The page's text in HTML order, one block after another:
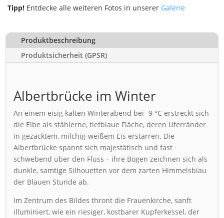
Tipp! Entdecke alle weiteren Fotos in unserer Galerie
Produktbeschreibung
Produktsicherheit (GPSR)
Albertbrücke im Winter
An einem eisig kalten Winterabend bei -9 °C erstreckt sich
die Elbe als stählerne, tiefblaue Fläche, deren Uferränder
in gezacktem, milchig-weißem Eis erstarren. Die
Albertbrücke spannt sich majestätisch und fast
schwebend über den Fluss – ihre Bögen zeichnen sich als
dunkle, samtige Silhouetten vor dem zarten Himmelsblau
der Blauen Stunde ab.
Im Zentrum des Bildes thront die Frauenkirche, sanft
illuminiert, wie ein riesiger, kostbarer Kupferkessel, der